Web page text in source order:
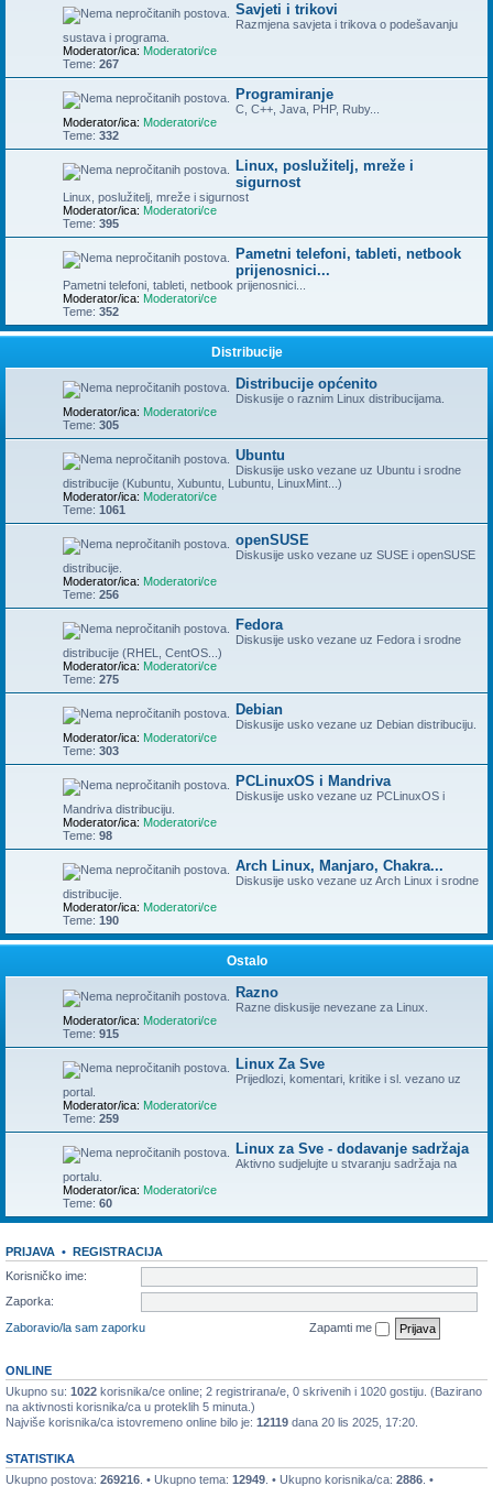
Savjeti i trikovi
Razmjena savjeta i trikova o podešavanju
sustava i programa.
Moderator/ica: Moderatori/ce
Teme: 267
Programiranje
C, C++, Java, PHP, Ruby...
Moderator/ica: Moderatori/ce
Teme: 332
Linux, poslužitelj, mreže i
sigurnost
Linux, poslužitelj, mreže i sigurnost
Moderator/ica: Moderatori/ce
Teme: 395
Pametni telefoni, tableti, netbook
prijenosnici...
Pametni telefoni, tableti, netbook prijenosnici...
Moderator/ica: Moderatori/ce
Teme: 352
Distribucije
Distribucije općenito
Diskusije o raznim Linux distribucijama.
Moderator/ica: Moderatori/ce
Teme: 305
Ubuntu
Diskusije usko vezane uz Ubuntu i srodne
distribucije (Kubuntu, Xubuntu, Lubuntu, LinuxMint...)
Moderator/ica: Moderatori/ce
Teme: 1061
openSUSE
Diskusije usko vezane uz SUSE i openSUSE
distribucije.
Moderator/ica: Moderatori/ce
Teme: 256
Fedora
Diskusije usko vezane uz Fedora i srodne
distribucije (RHEL, CentOS...)
Moderator/ica: Moderatori/ce
Teme: 275
Debian
Diskusije usko vezane uz Debian distribuciju.
Moderator/ica: Moderatori/ce
Teme: 303
PCLinuxOS i Mandriva
Diskusije usko vezane uz PCLinuxOS i
Mandriva distribuciju.
Moderator/ica: Moderatori/ce
Teme: 98
Arch Linux, Manjaro, Chakra...
Diskusije usko vezane uz Arch Linux i srodne
distribucije.
Moderator/ica: Moderatori/ce
Teme: 190
Ostalo
Razno
Razne diskusije nevezane za Linux.
Moderator/ica: Moderatori/ce
Teme: 915
Linux Za Sve
Prijedlozi, komentari, kritike i sl. vezano uz
portal.
Moderator/ica: Moderatori/ce
Teme: 259
Linux za Sve - dodavanje sadržaja
Aktivno sudjelujte u stvaranju sadržaja na
portalu.
Moderator/ica: Moderatori/ce
Teme: 60
PRIJAVA • REGISTRACIJA
Korisničko ime:
Zaporka:
Zaboravio/la sam zaporku
Zapamti me
ONLINE
Ukupno su: 1022 korisnika/ce online; 2 registrirana/e, 0 skrivenih i 1020 gostiju. (Bazirano
na aktivnosti korisnika/ca u proteklih 5 minuta.)
Najviše korisnika/ca istovremeno online bilo je: 12119 dana 20 lis 2025, 17:20.
STATISTIKA
Ukupno postova: 269216 . • Ukupno tema: 12949 . • Ukupno korisnika/ca: 2886 . •